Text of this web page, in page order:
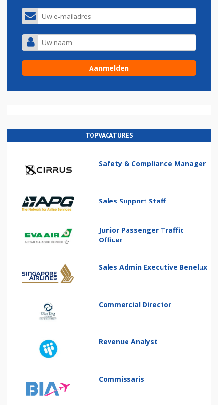
TOPVACATURES
Safety & Compliance Manager
Sales Support Staff
Junior Passenger Traffic
Officer
Sales Admin Executive Benelux
Commercial Director
Revenue Analyst
Commissaris